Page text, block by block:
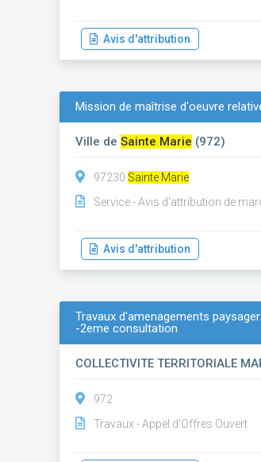
Avis d'attribution
Mission de maîtrise d'oeuvre
Ville deSainte Marie (972)
97230 Sainte Marie
Service - Avis d'attribution de
Avis d'attribution
Travaux d'amenagements
-2eme consultation
COLLECTIVITE TERRITORIALE
972
Travaux - Appel d'Offres Ouvert